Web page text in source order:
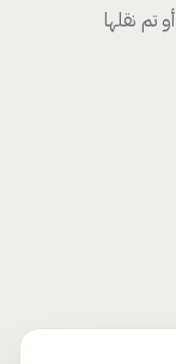
تم نقلها